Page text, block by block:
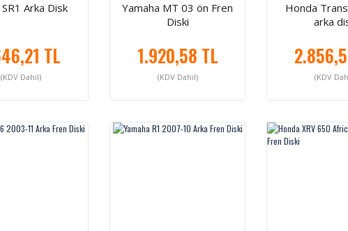
Arka Disk
TL
(KDV Dahil)
Yamaha MT 03 ön Fren
Diski
1.920,58 TL
(KDV Dahil)
Honda
arka
(KDV